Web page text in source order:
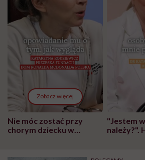
Zobacz więcej
Nie móc zostać przy
chorym dziecku w
może chyba tylko
"Jestem
należy?".
pracy